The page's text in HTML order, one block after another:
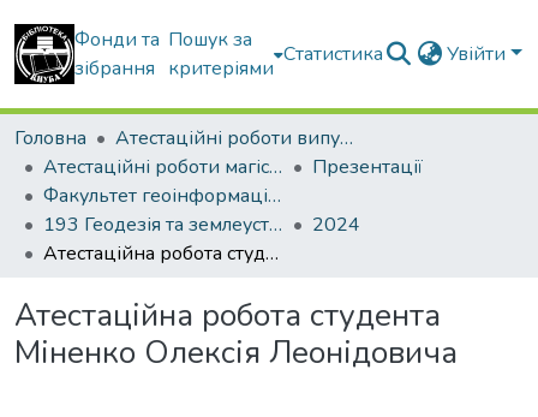
Фонди та
зібрання
Пошук за
критеріями
Статистика Увійти
Головна
Атестаційні роботи випускників
Атестаційні роботи магістрів
Презентації
Факультет геоінформаційних систем та управління територіями
193 Геодезія та землеустрій. Девелопмент нерухомості
2024
Атестаційна робота студента Міненко Олексія Леонідовича
Атестаційна робота студента
Міненко Олексія Леонідовича